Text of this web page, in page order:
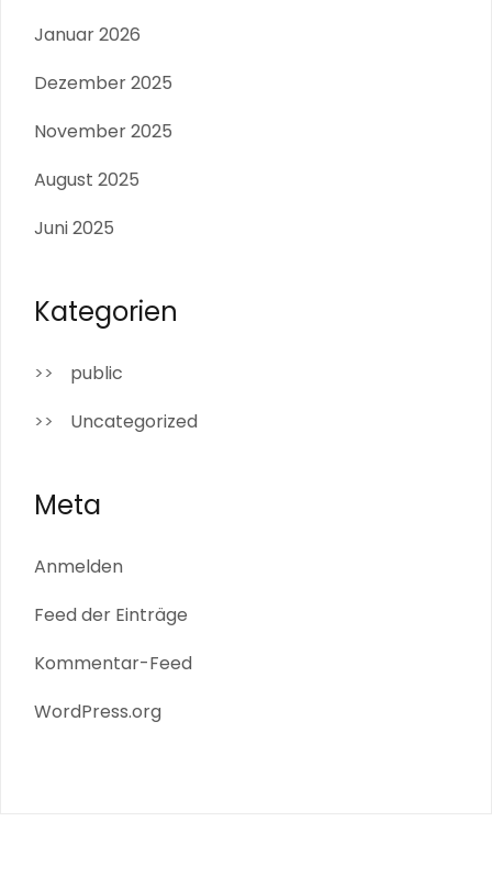
Januar 2026
Dezember 2025
November 2025
August 2025
Juni 2025
Kategorien
public
Uncategorized
Meta
Anmelden
Feed der Einträge
Kommentar-Feed
WordPress.org